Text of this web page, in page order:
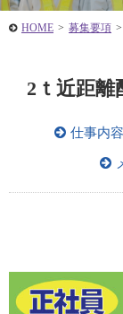
HOME > 募集要項 >
2ｔ近距離
仕事内